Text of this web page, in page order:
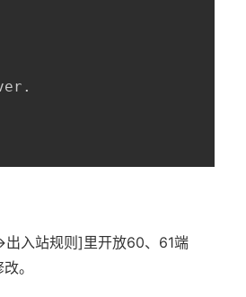
出入站规则] 里开放60、 61端
。